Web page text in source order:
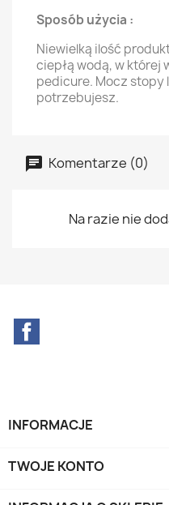
Sposób użycia :
Niewielką ilość
ciepłą wodą, w której
pedicure. Mocz stopy
potrzebujesz.
Komentarze (0)
Na razie nie
INFORMACJE
TWOJE KONTO